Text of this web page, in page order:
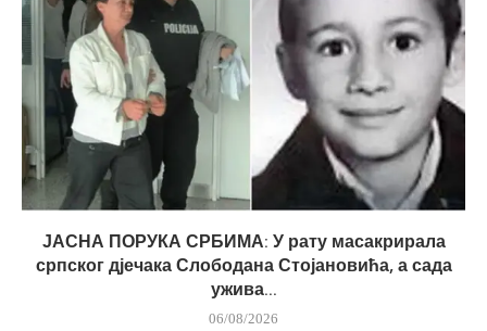
ЈАСНА ПОРУКА СРБИМА: У рату масакрирала
српског дјечака Слободана Стојановића, а сада
ужива...
06/08/2026